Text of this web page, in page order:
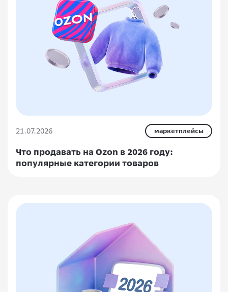
21.07.2026 маркетплейсы
Что продавать на Ozon в 2026 году:
популярные категории товаров